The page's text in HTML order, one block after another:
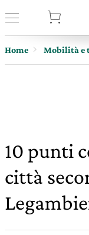
Home Mobilità e
10 punti
città